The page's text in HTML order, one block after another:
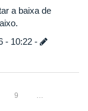
a baixa de
- 10:22 -
9 …